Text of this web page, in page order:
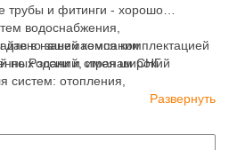
трубы и фитинги - хорошо
водоснабжения,
занимаемся комплектацией
зданий, имея широкий
систем: отопления,
в нашей компании
России и странам СНГ.
Развернуть